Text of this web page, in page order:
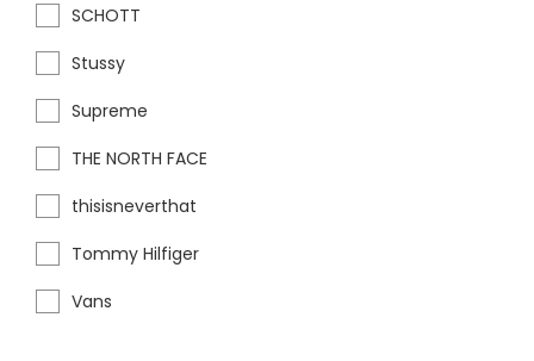
SCHOTT
Stussy
Supreme
THE NORTH FACE
thisisneverthat
Tommy Hilfiger
Vans